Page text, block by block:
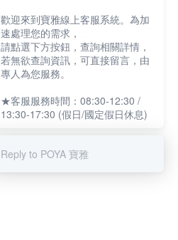
歡迎來到寶雅線上客服系統。為加
速處理您的需求，
請點選下方按鈕，查詢相關詳情，
若無欲查詢資訊，可直接留言，由
專人為您服務。
★客服服務時間：08:30-12:30 /
13:30-17:30 (假日/國定假日休息)
Reply to POYA 寶雅